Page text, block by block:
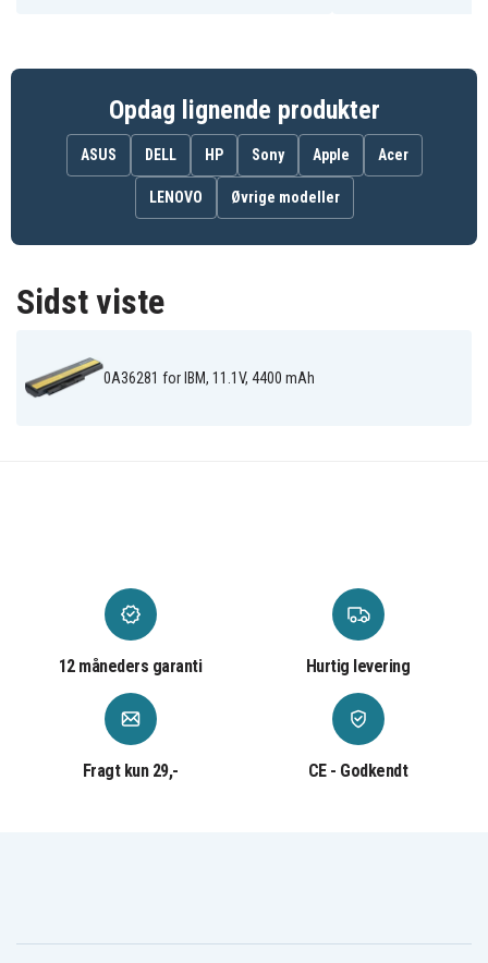
Ibm ThinkPad
Lenovo Lenovo
Lenovo
ThinkPad X220s
Lenovo
ThinkPad X230
Opdag lignende produkter
ASUS DELL HP Sony Apple Acer
LENOVO Øvrige modeller
Sidst viste
0A36281 for IBM, 11.1V, 4400 mAh
12 måneders garanti Hurtig levering
Fragt kun 29,- CE - Godkendt